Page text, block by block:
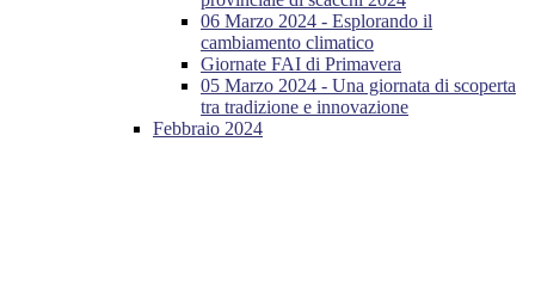
06 Marzo 2024 - Esplorando il
cambiamento climatico
Giornate FAI di Primavera
05 Marzo 2024 - Una giornata di scoperta
tra tradizione e innovazione
Febbraio 2024